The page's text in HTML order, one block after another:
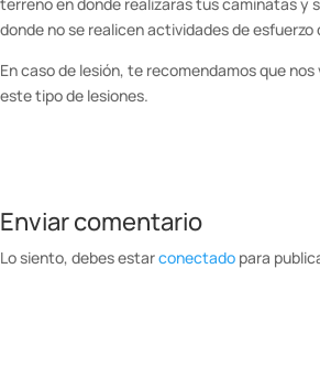
donde no se realicen actividades de
En caso de lesión, te recomendamos que
este tipo de lesiones.
Enviar comentario
Lo siento, debes estarconectado para